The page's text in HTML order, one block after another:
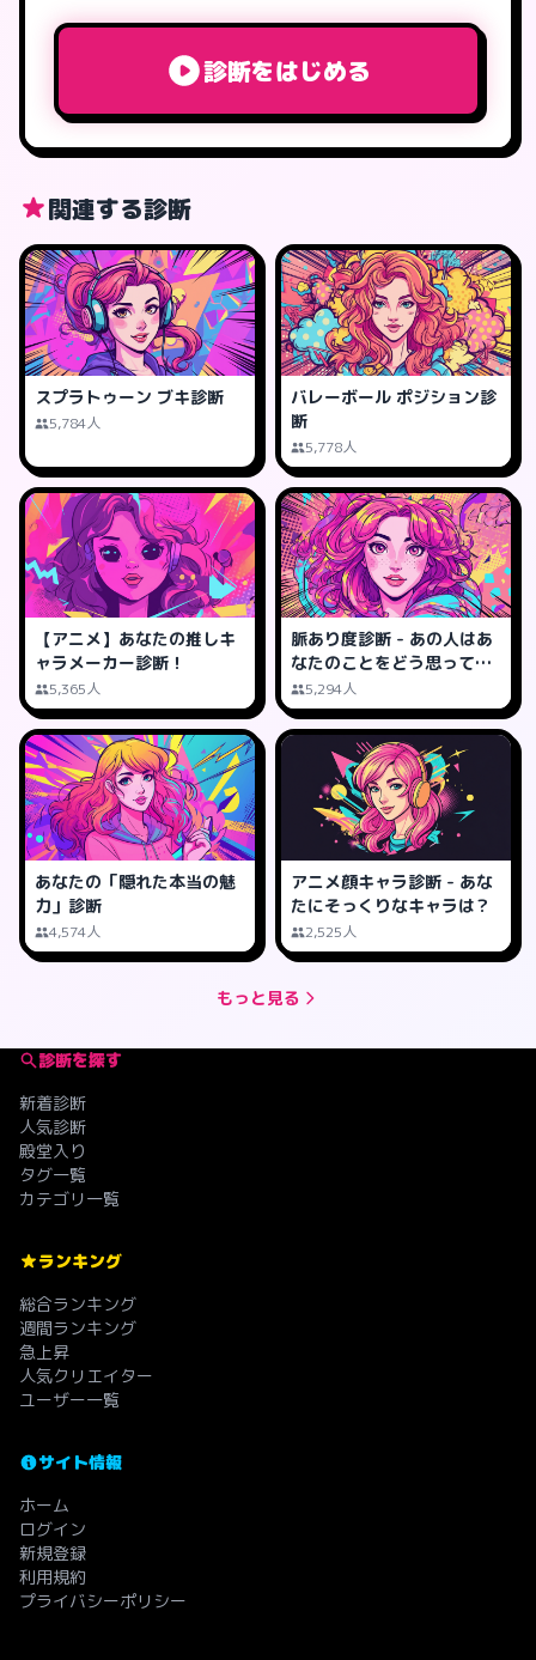
診断をはじめる
関連する診断
スプラトゥーン ブキ診断
5,784人
バレーボール ポジション診
断
5,778人
【アニメ】あなたの推しキ
ャラメーカー診断！
5,365人
脈あり度診断 - あの人はあ
なたのことをどう思って
る？5,294人
あなたの「隠れた本当の魅
力」診断
4,574人
アニメ顔キャラ診断 - あな
たにそっくりなキャラは？
2,525人
もっと見る
診断を探す
新着診断
人気診断
殿堂入り
タグ一覧
カテゴリ一覧
ランキング
総合ランキング
週間ランキング
急上昇
人気クリエイター
ユーザー一覧
サイト情報
ホーム
ログイン
新規登録
利用規約
プライバシーポリシー